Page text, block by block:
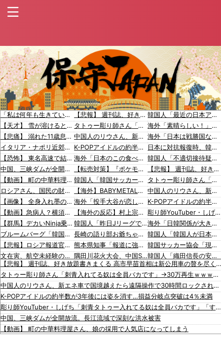
「私は何年も生きていて車関連の事故に遭遇した事がありません、これが保険に入る必要がない答えです。任意保険入れ は押し付け」←大炎上でボコボコにｗｗｗｗｗｗｗｗｗｗｗ
【天才】 雪が溶けると何になる？理系「水になるでしょw」文系ワイ「はぁ～…」→結果ｗｗｗ
【悲痛】 溺れた11歳息子を助けようと川へ…40歳父親が〇亡 息子は母親が救助 愛知
イタリア・ナポリ近郊で過去40年で最大規模の地震「M4.7」の揺れを観測
【恐怖】 東名高速で結婚式の衣装合わせに向かっていた夫婦の車に何度も何度も追突した60歳の男がヤバすぎる…こんなのに遭遇したらどうすればいいの？
中国、三峡ダムが全開放流。長江流域で深刻な洪水被害
【動画】 町の中華料理屋さん、娘の採用で人気店になってしまう
ロシアさん、国民の財産を没収しはじめる
【画像】 全身入れ墨の彫り師、『とんでもない正論』を吐いて30万再生されてしまうｗｗｗｗｗｗｗ
【動画】急病人？横須賀の国道16号でおかしな事故が撮影される。
【群馬】デカいNinja乗りさん、後方確認しない軽四に当てられてしまう。
ブルームバーグ「韓国株式市場はすでに投資不適格となった」→韓国財務相「韓国経済は絶好調！ 韓国市場は安泰!!」……まあ、うん。国外からどう認識されているのかって問題だから……さ
【悲報】ロシア報道官「広島市長は毎年、ロシアを嫌悪する『偽りの呪文』を繰り返し、日本人をゾンビ化させている」と主張
文在寅、航空未経験の娘婿を重役にして収賄で起訴された
【韓国サッカー協会】外国人審判約10人に性的接待か 計1496回、約2億ウォン（約2200万円）
【動画】DJI Neo2で釣りの自撮りをしようとした男の悲劇（ノ∇`）
中国の海水浴場の映像があまりにも・・・
【批判】ワールドカップ決勝のハーフタイムショー、英紙｢BTSが出てきて悪夢かと思った｣
【なんで】竹島ソングを歌う韓国アイドルグループが待望の日本デビュー
中国人による密漁が止まらない
警察がスーパーで暴れる刃物男を射〇「発砲は適正か？」
【悲報】 週刊誌、好き放題書きまくる 高市早苗首相は新公用車の贅を尽くした後部座席でたばこを吸うのが至福の時間「どんどん延びる乗車時間」
タトゥー彫り師さん「刺青入れてる奴は全員バカです」→30万再生ｗｗｗｗｗｗ
中国人のリウさん、新エネ車で国境越えたら遠隔操作で30時間ロックされる！
K-POPアイドルの約半数が3年後には姿を消す…損益分岐点突破は4％未満
海外「日本のこの食べ物を見て！日本人はなんでも芸術に変えちゃうよ」
【転売対策】『ポケモンカード』バンダイのカードゲームも転売対策にマイナンバー導入開始、今月から抽選販売に本人認証、公式大会にも「効果バツグン」
韓国人「韓国サッカー協会関係者が『不適切接待は慣行だった』と衝撃発言！日韓ワールドカップ4強にも疑いの視線が向けられる」
【海外】BABYMETAL「METAL FORTH」が1周年を迎えた
海外「投手大谷が恋しい！」大谷翔平のブルペン投球再開に海外大興奮！（海外の反応）
【海外の反応】村上宗隆が100マイル粉砕の26号弾で逆転の口火に「三振率＆四球率が高い奇妙な二面性」
韓国人「昨日Jリーグで韓国人選手絶対やってはいけないプレーで退場となる」
長崎の語り部お爺ちゃん（84）、修学旅行生に「日本も原爆を持たないと負ける」と言われびっくり！ 被団協代表（85）も中学生に「核を持たないで日本を守れますか」と問われ危機感
熊本県知事「報道に強い不満・苦情が寄せられている」→TBSの報道特集がまさにそれな件
隅田川花火大会、中国SNSで無料観覧エリアの場所取り転売（1席約3500円～）が横行 警告も無視警備員「ビニールシートは、人様の所有物。警告以上のことはできない」
（ ´_ゝ`）「石破総理は世界でも珍しい、国民による石破辞めるなデモが自然発生した総理大臣です」
韓国人「海外が想像する韓国人キャラクターのイメージがこちら・・・」
「猫が車を凝視してると思ったら、自分に見とれていた…」（動画）
16歳の清水空跳が100m10秒00を記録して桐生祥秀の高校記録を更新、海外陸上競技ファンも大衝撃（海外の反応）
韓国人「最近の日本アニメ業界の勢力図を変えたと言われる作品がこちら…」→「こういうのが面白い…（ブルブル」＝韓国の反応
海外「素晴らしい！」日本が買収したUSスチール驚異の大復活に米国人が大喜び
海外「日本は戦勝国なんだよ」 戦後の日本人の特別な生き様に各国から称賛の声
日本に対抗報復時、韓国のGDP3.1%減少…韓国の被害がより大きい＝韓国の反応
韓国人「不適切接待疑惑、2002年イタリア・スペイン戦で『韓国に奪われた』と欧州の大手メディアが一斉に報道！」
【悲報】 週刊誌、好き放題書きまくる 高市早苗首相は新公用車の贅を尽くした後部座席でたばこを吸うのが至福の時間「どんどん延びる乗車時間」
タトゥー彫り師さん「刺青入れてる奴は全員バカです」→30万再生ｗｗｗｗｗｗ
中国人のリウさん、新エネ車で国境越えたら遠隔操作で30時間ロックされる！
K-POPアイドルの約半数が3年後には姿を消す…損益分岐点突破は4％未満
彫り師YouTuber・しげち「刺青タトゥー入れてる奴は全員バカです」「すごい民度低い」「5000円好きなんすよ、バカって」
海外「日韓関係が大きく変化？韓国人の対日好感度が過去最高を記録」
韓国人「韓国人が日本のラーメンについて勘違いしていることがこちら…」→「えっ？？？？？？？？？？」＝韓国の反応
韓国サッカー協会「現在は不適切な行為は絶対にない」→韓国人「一番重要なのは2002年なのにそこは言及しないんだなｗｗｗ」「責任逃れが本当にひどい・・・」
韓国人「織田信長の安土城の復元図と建築技術の高さに韓国人が衝撃！」→「当時の技術力に言葉を失う‥」
韓国人「日本の某全国チェーン店の商品写真が話題になっている理由がこちら…」→「羨ましい…（ﾌﾞﾙﾌﾞﾙ」＝韓国の反応
韓国人「手術中に震度6強の地震、その時の日本の医療スタッフたちの姿をご覧ください」→「マジで鳥肌立った」「こういう姿は韓国も見習わないと」「あんな状況なら日本だけではなく韓国の医療関係者も同じように行動したはずだ」【熊本地震】
海外「山本由伸は史上最高の日本人投手になれる？」
海外「大谷翔平が勝ち越しの絶好機でダブルプレー…」
海外「大谷翔平がドジャースでfWAR25.0到達！歴史的ペースに海外騒然…」
【悲報】 週刊誌、好き放題書きまくる 高市早苗首相は新公用車の贅を尽くした後部座席でたばこを吸うのが至福の時間「どんどん延びる乗車時間」
タトゥー彫り師さん「刺青入れてる奴は全員バカです」→30万再生ｗｗｗｗｗｗ
中国人のリウさん、新エネ車で国境越えたら遠隔操作で30時間ロックされる！
K-POPアイドルの約半数が3年後には姿を消す…損益分岐点突破は4％未満
彫り師YouTuber・しげち「刺青タトゥー入れてる奴は全員バカです」「すごい民度低い」「5000円好きなんすよ、バカって」
中国、三峡ダムが全開放流。長江流域で深刻な洪水被害
【動画】 町の中華料理屋さん、娘の採用で人気店になってしまう